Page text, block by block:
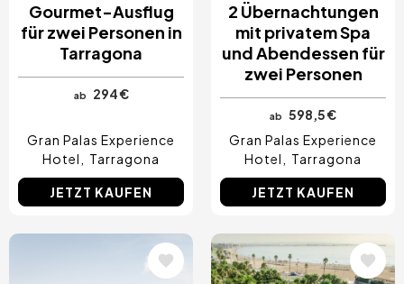
Gourmet-Ausflug
für zwei Personen in
Tarragona
ab 294 €
Gran Palas Experience
Hotel
Tarragona
JETZT KAUFEN
2 Übernachtungen
mit privatem Spa
und Abendessen für
zwei Personen
ab
598,5 €
Gran Palas Experience
Hotel
Tarragona
JETZT KAUFEN
Bild